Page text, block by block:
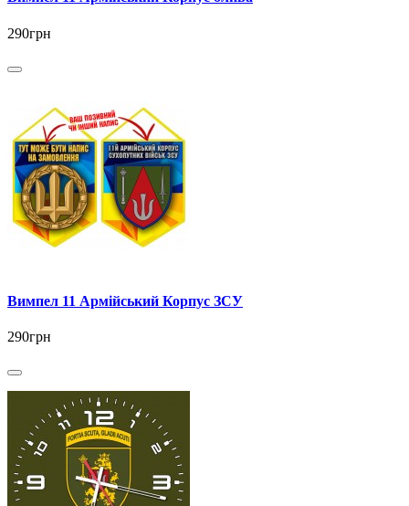
290грн
Вимпел 11 Армійський Корпус ЗСУ
290грн